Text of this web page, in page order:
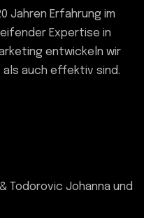
Jahren Erfahrung im
Expertise in
entwickeln wir
auch effektiv sind.
Todorovic Johanna und